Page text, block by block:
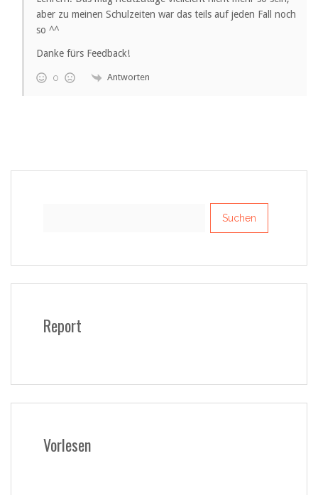
aber zu meinen Schulzeiten war das teils auf jeden Fall noch
so ^^
Danke fürs Feedback!
0 Antworten
Report
Vorlesen